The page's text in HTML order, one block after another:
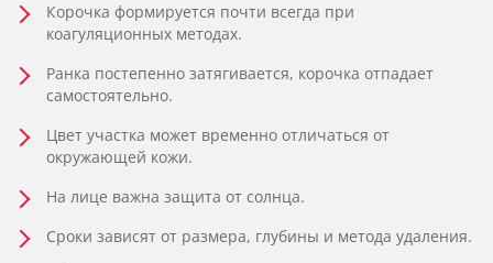
Корочка формируется почти всегда при
коагуляционных методах.
Ранка постепенно затягивается, корочка отпадает
самостоятельно.
Цвет участка может временно отличаться от
окружающей кожи.
На лице важна защита от солнца.
Сроки зависят от размера, глубины и метода удаления.